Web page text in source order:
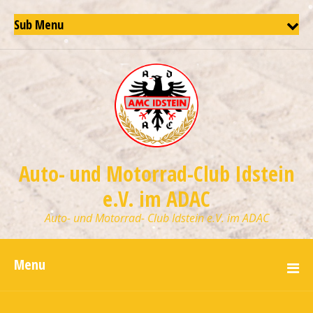
Sub Menu
Auto- und Motorrad-Club Idstein
e.V. im ADAC
Auto- und Motorrad- Club Idstein e.V. im ADAC
Menu